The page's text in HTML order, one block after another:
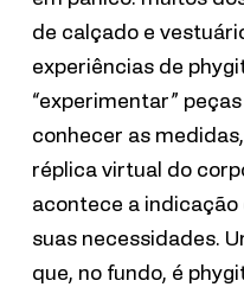
de calçado e
experiências de
“experimentar”
conhecer as
réplica virtual do
acontece a
suas necessidades.
que, no fundo, é